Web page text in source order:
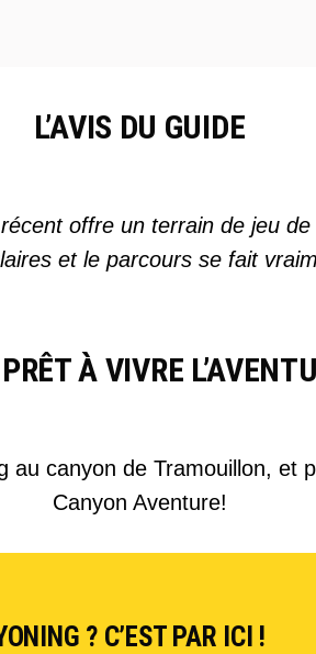
L’AVIS DU GUIDE
offre un terrain de jeu
et le parcours se fait
À VIVRE
canyon de Tramouillon, et
Canyon Aventure!
? C’EST PAR ICI !